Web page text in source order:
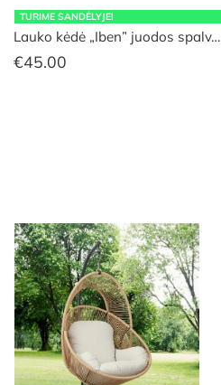
TURIME SANDĖLYJE!
Lauko kėdė „Iben” juodos spalv…
€45.00